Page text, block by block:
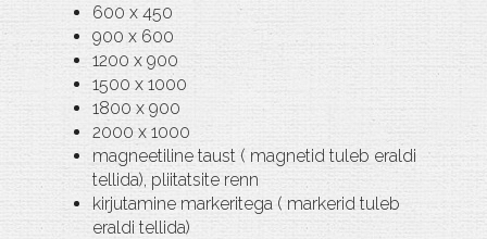
600 x 450
900 x 600
1200 x 900
1500 x 1000
1800 x 900
2000 x 1000
magneetiline taust ( magnetid tuleb eraldi
tellida), pliitatsite renn
kirjutamine markeritega ( markerid tuleb
eraldi tellida)